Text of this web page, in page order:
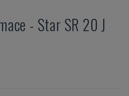
- Star SR 20 J